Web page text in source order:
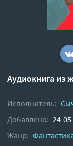
Аудиокнига из
Исполнитель:
Добавлено: 24-
Жанр: